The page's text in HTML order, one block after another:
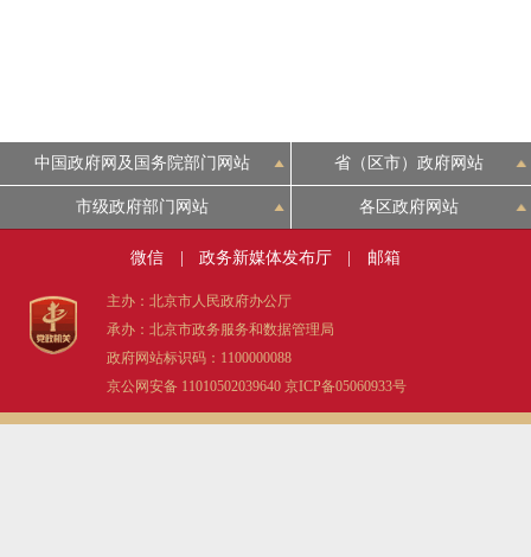
中国政府网及国务院部门网站 省（区市）政府网站
市级政府部门网站 各区政府网站
微信 政务新媒体发布厅 邮箱
主办：北京市人民政府办公厅
承办：北京市政务服务和数据管理局
政府网站标识码：1100000088
京公网安备 11010502039640 京ICP备05060933号